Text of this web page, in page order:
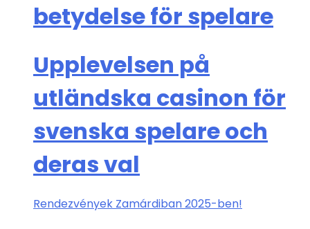
betydelse för spelare
Upplevelsen på
utländska casinon för
svenska spelare och
deras val
Rendezvények Zamárdiban 2025-ben!